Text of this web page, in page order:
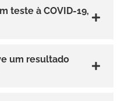
teste à COVID-19,
um resultado